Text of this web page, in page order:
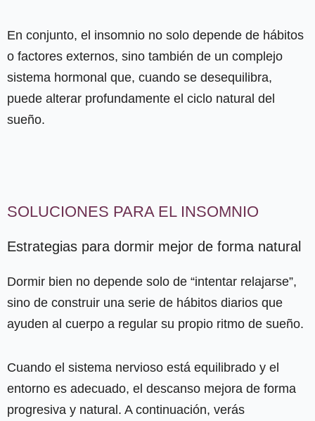
En conjunto, el insomnio no solo depende de hábitos
o factores externos, sino también de un complejo
sistema hormonal que, cuando se desequilibra,
puede alterar profundamente el ciclo natural del
sueño.
SOLUCIONES PARA EL INSOMNIO
Estrategias para dormir mejor de forma natural
Dormir bien no depende solo de “intentar relajarse”,
sino de construir una serie de hábitos diarios que
ayuden al cuerpo a regular su propio ritmo de sueño.
Cuando el sistema nervioso está equilibrado y el
entorno es adecuado, el descanso mejora de forma
progresiva y natural. A continuación, verás